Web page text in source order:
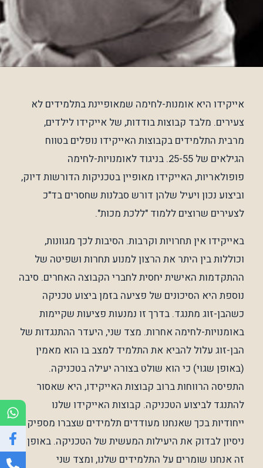
אייקידו היא אומנות-לחימה שמאופיינת בתלמידים לא
צעירים. מלבד קבוצות בודדות, של אייקידו לילדים,
מרבית התלמידים בקבוצות האייקידו נופלים בטווח
הגילאים של 25-55. בניגוד לאומנויות-לחימה
פופולאריות, האייקידו מאופיין בטכניקות הדורשות דיוק,
וביצוע נכון ויעיל שלהן דורש סבלנות שחסרים בד"כ
לצעירים שרוצים ללמוד "ללכת מכות".
באייקידו אין תחרויות וקרבות. הסיבות לכך מגוונות,
וכוללות בין היתר את הרצון למנוע תחרות ושפיטה של
ההתקדמות האישית יחסית לחברי הקבוצה האחרים. סיבה
נוספת היא הסיכונים של פציעה בזמן ביצוע טכניקה
כשהבן-זוג מתנגד. בדרך זו נמנעות פציעות שקיימות
באומנויות-לחימה אחרות. מצד שני, היעדר ההתנגדות של
הבן-זוג עלול להביא את התלמיד למצב בו הוא מאמין
(באופן שגוי) כי הוא שולט בצורה יעילה בטכניקה.
התפיסה הרווחות ברוב קבוצות האייקידו, היא שאסור
להתנגד לביצוע הטכניקה. קבוצות האייקידו שלנו
ייחודיות בכך שאנחנו מעודדים תלמידים שצברו מספיק
ניסיון לבדוק את היעילות המעשית של הטכניקה. באופן
זה אנחנו שומרים על התלמידים שלנו, ומצד שני